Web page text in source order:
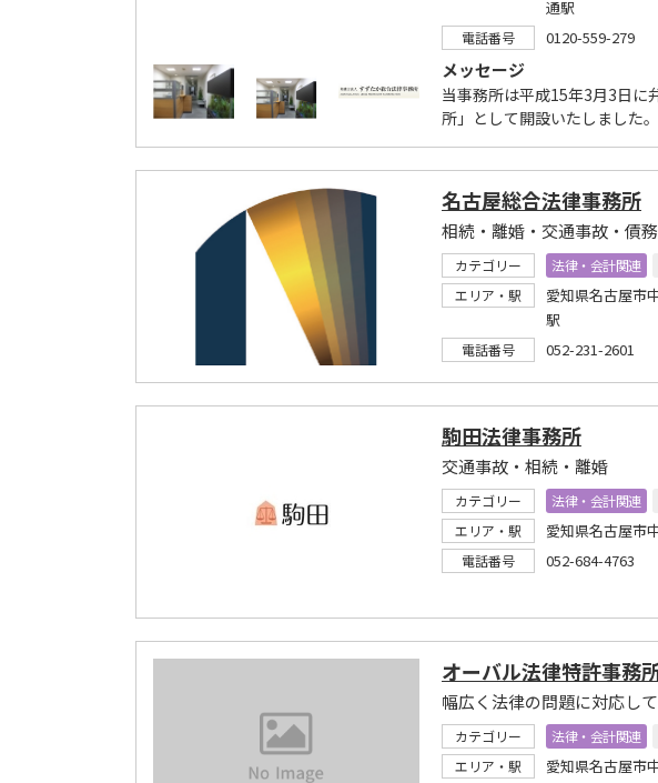
通駅
電話番号 0120-559-279
メッセージ
当事務所は平成15年3月3日に
所」として開設いたしました
名古屋総合法律事務所
カテゴリー 法律・会計関連
エリア・駅
愛知県名古屋市
駅
電話番号 052-231-2601
駒田法律事務所
交通事故・相続・離婚
カテゴリー 法律・会計関連
エリア・駅
愛知県名古屋市
電話番号 052-684-4763
オーバル法律特許事務
幅広く法律の問題に対応し
カテゴリー 法律・会計関連
エリア・駅
愛知県名古屋市